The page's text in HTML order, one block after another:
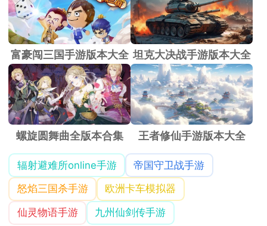
让
每
次
捕
捉
都
充
满
乐
趣。
家
可
以
在
可
富豪闯三国手游版本大全 坦克大决战手游版本大全
螺旋圆舞曲全版本合集 王者修仙手游版本大全
辐射避难所online手游
帝国守卫战手游
怒焰三国杀手游
欧洲卡车模拟器
仙灵物语手游
九州仙剑传手游